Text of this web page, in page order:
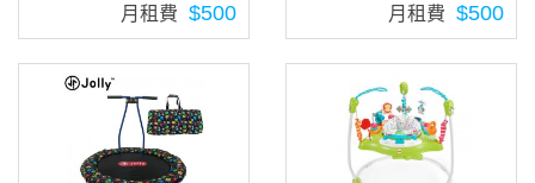
月租費 $500 月租費 $500